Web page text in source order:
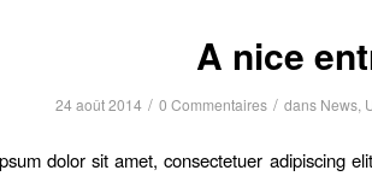
A nice
24 août 2014 / 0 Commentaires / dans News,
dolor sit amet, consectetuer adipiscing